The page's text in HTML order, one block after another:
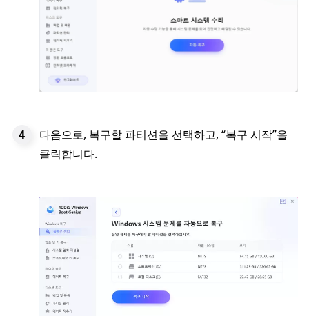
다음으로, 복구할 파티션을 선택하고, “복구 시작”을
클릭합니다.